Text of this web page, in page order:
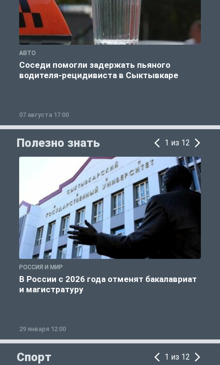
АВТО
Соседи помогли задержать пьяного
водителя-рецидивиста в Сыктывкаре
07 августа 17:00
Полезно знать 1 из 12
РОССИЯ И МИР
В России с 2026 года отменят бакалавриат
и магистратуру
29 января 12:00
Спорт 1 из 12